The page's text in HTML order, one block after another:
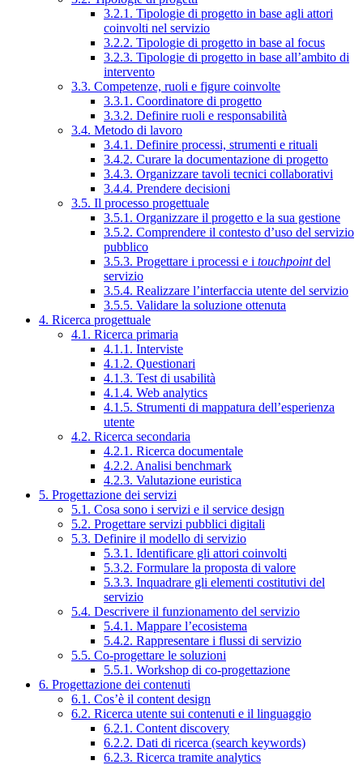
3.2.1. Tipologie di progetto in base agli attori
coinvolti nel servizio
3.2.2. Tipologie di progetto in base al focus
3.2.3. Tipologie di progetto in base all’ambito di
intervento
3.3. Competenze, ruoli e figure coinvolte
3.3.1. Coordinatore di progetto
3.3.2. Definire ruoli e responsabilità
3.4. Metodo di lavoro
3.4.1. Definire processi, strumenti e rituali
3.4.2. Curare la documentazione di progetto
3.4.3. Organizzare tavoli tecnici collaborativi
3.4.4. Prendere decisioni
3.5. Il processo progettuale
3.5.1. Organizzare il progetto e la sua gestione
3.5.2. Comprendere il contesto d’uso del servizio
pubblico
3.5.3. Progettare i processi e i touchpointdel
servizio
3.5.4. Realizzare l’interfaccia utente del servizio
3.5.5. Validare la soluzione ottenuta
4. Ricerca progettuale
4.1. Ricerca primaria
4.1.1. Interviste
4.1.2. Questionari
4.1.3. Test di usabilità
4.1.4. Web analytics
4.1.5. Strumenti di mappatura dell’esperienza
utente
4.2. Ricerca secondaria
4.2.1. Ricerca documentale
4.2.2. Analisi benchmark
4.2.3. Valutazione euristica
5. Progettazione dei servizi
5.1. Cosa sono i servizi e il service design
5.2. Progettare servizi pubblici digitali
5.3. Definire il modello di servizio
5.3.1. Identificare gli attori coinvolti
5.3.2. Formulare la proposta di valore
5.3.3. Inquadrare gli elementi costitutivi del
servizio
5.4. Descrivere il funzionamento del servizio
5.4.1. Mappare l’ecosistema
5.4.2. Rappresentare i flussi di servizio
5.5. Co-progettare le soluzioni
5.5.1. Workshop di co-progettazione
6. Progettazione dei contenuti
6.1. Cos’è il content design
6.2. Ricerca utente sui contenuti e il linguaggio
6.2.1. Content discovery
6.2.2. Dati di ricerca (search keywords)
6.2.3. Ricerca tramite analytics